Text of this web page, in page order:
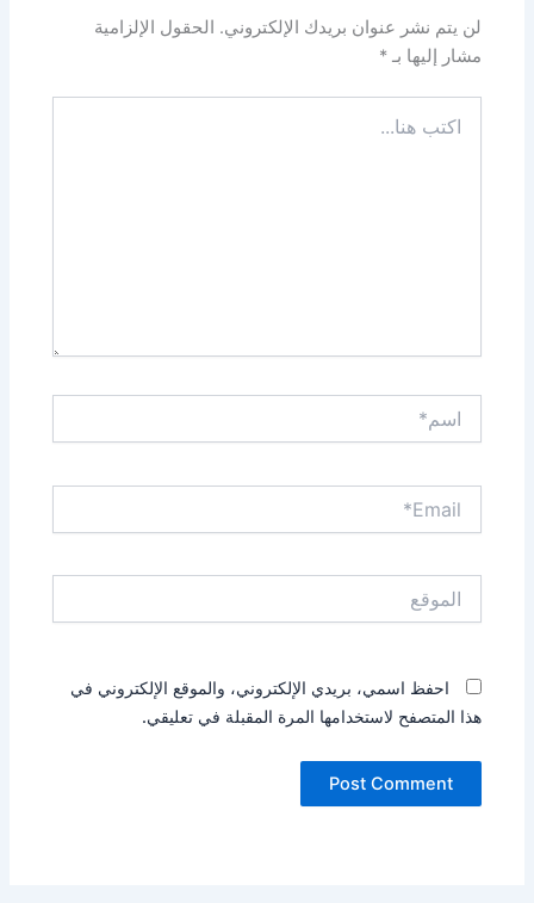
لن يتم نشر عنوان بريدك الإلكتروني.
الحقول الإلزامية
مشار إليها بـ*
هنا...
احفظ اسمي، بريدي الإلكتروني، والموقع الإلكتروني في
هذا المتصفح لاستخدامها المرة المقبلة في تعليقي.